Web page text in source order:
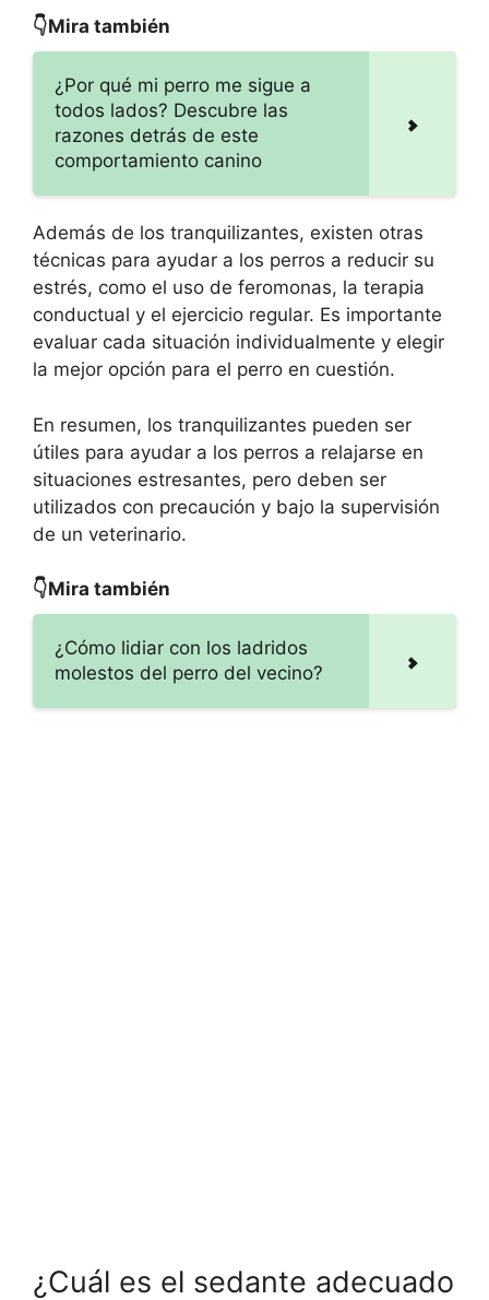
👇Mira también
¿Por qué mi perro me sigue a
todos lados? Descubre las
razones detrás de este
comportamiento canino
Además de los tranquilizantes, existen otras
técnicas para ayudar a los perros a reducir su
estrés, como el uso de feromonas, la terapia
conductual y el ejercicio regular. Es importante
evaluar cada situación individualmente y elegir
la mejor opción para el perro en cuestión.
En resumen, los tranquilizantes pueden ser
útiles para ayudar a los perros a relajarse en
situaciones estresantes, pero deben ser
utilizados con precaución y bajo la supervisión
de un veterinario.
👇Mira también
¿Cómo lidiar con los ladridos
molestos del perro del vecino?
¿Cuál es el sedante adecuado